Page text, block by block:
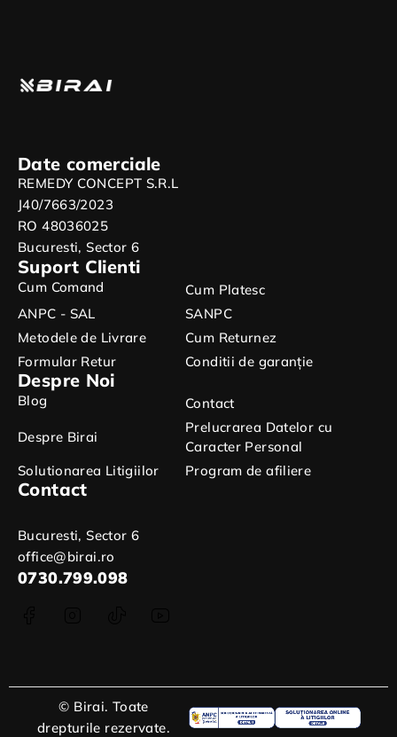
Date comerciale
REMEDY CONCEPT S.R.L
J40/7663/2023
RO 48036025
Bucuresti, Sector 6
Suport Clienti
Cum Comand
Cum Platesc
ANPC - SAL
SANPC
Metodele de Livrare
Cum Returnez
Formular Retur
Conditii de garanție
Despre Noi
Blog
Contact
Despre Birai
Prelucrarea Datelor cu
Caracter Personal
Solutionarea Litigiilor
Program de afiliere
Contact
Bucuresti, Sector 6
office@birai.ro
0730.799.098
© Birai. Toate
drepturile rezervate.